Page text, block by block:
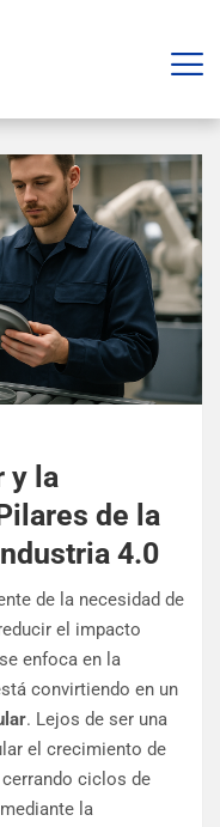
y la
de la
4.0
de la necesidad de
el impacto
enfoca en la
convirtiendo en un
. Lejos de ser una
el crecimiento de
ciclos de
la